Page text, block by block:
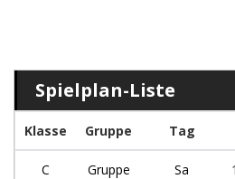
Spielplan-Liste
Klasse Gruppe Tag
C
Gruppe
Sa